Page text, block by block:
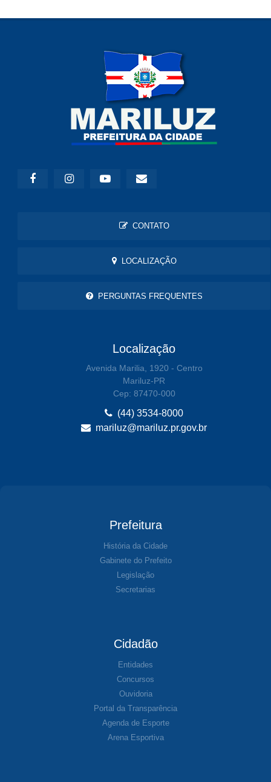
CONTATO
LOCALIZAÇÃO
PERGUNTAS FREQUENTES
Localização
Avenida Marilia, 1920 - Centro
Mariluz-PR
Cep: 87470-000
(44) 3534-8000
mariluz@mariluz.pr.gov.br
Prefeitura
História da Cidade
Gabinete do Prefeito
Legislação
Secretarias
Cidadão
Entidades
Concursos
Ouvidoria
Portal da Transparência
Agenda de Esporte
Arena Esportiva